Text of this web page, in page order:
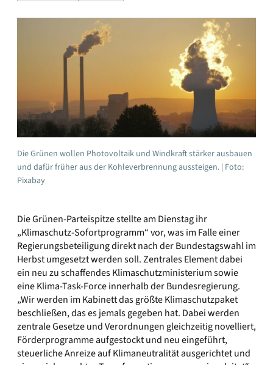
Die Grünen wollen Photovoltaik und Windkraft stärker ausbauen
und dafür früher aus der Kohleverbrennung aussteigen. | Foto:
Pixabay
Die Grünen-Parteispitze stellte am Dienstag ihr
„Klimaschutz-Sofortprogramm“ vor, was im Falle einer
Regierungsbeteiligung direkt nach der Bundestagswahl im
Herbst umgesetzt werden soll. Zentrales Element dabei
ein neu zu schaffendes Klimaschutzministerium sowie
eine Klima-Task-Force innerhalb der Bundesregierung.
„Wir werden im Kabinett das größte Klimaschutzpaket
beschließen, das es jemals gegeben hat. Dabei werden
zentrale Gesetze und Verordnungen gleichzeitig novelliert,
Förderprogramme aufgestockt und neu eingeführt,
steuerliche Anreize auf Klimaneutralität ausgerichtet und